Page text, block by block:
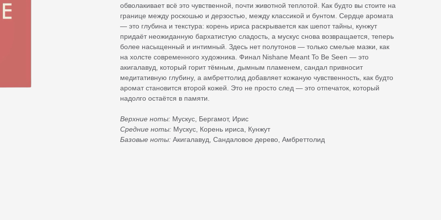
обволакивает всё это чувственной, почти животной теплотой. Как будто вы стоите на
границе между роскошью и дерзостью, между классикой и бунтом. Сердце аромата
— это глубина и текстура: корень ириса раскрывается как шепот тайны, кунжут
придаёт неожиданную бархатистую сладость, а мускус снова возвращается, теперь
более насыщенный и интимный. Здесь нет полутонов — только смелые мазки, как
на холсте современного художника. Финал Nishane Meant To Be Seen — это
акигалавуд, который горит тёмным, дымным пламенем, сандал привносит
медитативную глубину, а амбреттолид добавляет кожаную чувственность, как будто
аромат становится второй кожей. Это не просто след — это отпечаток, который
надолго остаётся в памяти.
Верхние ноты: Мускус, Бергамот, Ирис
Средние ноты: Мускус, Корень ириса, Кунжут
Базовые ноты: Акигалавуд, Сандаловое дерево, Амбреттолид